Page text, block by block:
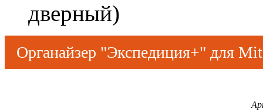
дверный)
Органайзер "Экспедиция+" для